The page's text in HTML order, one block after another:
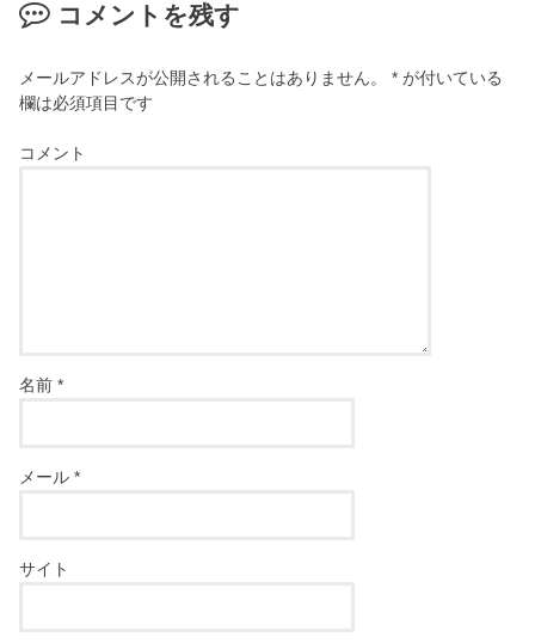
コメントを残す
メールアドレスが公開されることはありません。 * が付いている
欄は必須項目です
コメント
名前*
メール*
サイト